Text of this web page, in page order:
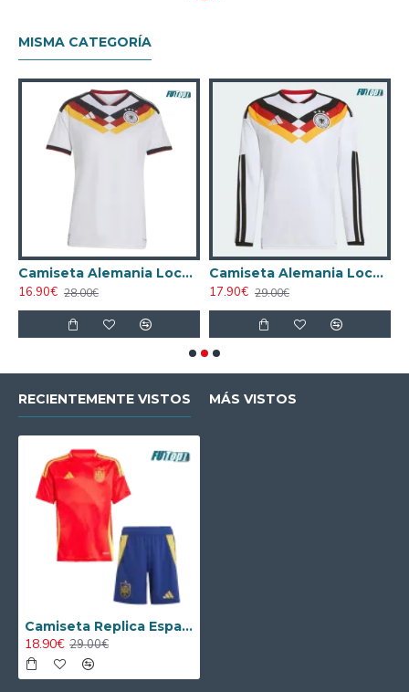
MISMA CATEGORÍA
Camiseta Alemania Local Mundial 2026 Blanco Mujer
16.90€ 28.00€
Camiseta Alemania Local Mundial 2026 ML Blanco
17.90€ 29.00€
RECIENTEMENTE VISTOS MÁS VISTOS
Camiseta Replica España Local Primera Equipación 2024 Niño
18.90€ 29.00€